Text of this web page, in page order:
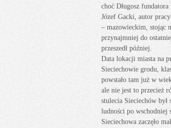
choć Długosz
Józef Gacki, autor
– mazowieckim, stojąc
przynajmniej do
przeszedł później.
Data lokacji miasta na
Sieciechowie grodu,
powstało tam już w
ale nie jest to przecież
stulecia Sieciechów był
ludności po wschodniej
Sieciechowa zaczęło